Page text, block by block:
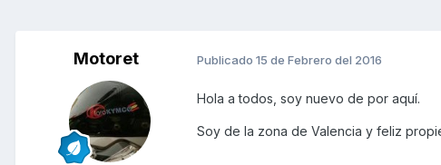
Motoret Publicado 15 de Febrero del 2016
Hola a todos, soy nuevo de por aquí.
Soy de la zona de Valencia y feliz